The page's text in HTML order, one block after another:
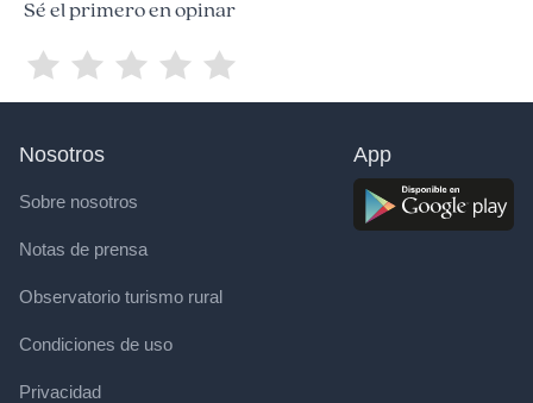
Sé el primero en opinar
Nosotros
Sobre nosotros
Notas de prensa
Observatorio turismo rural
Condiciones de uso
Privacidad
App